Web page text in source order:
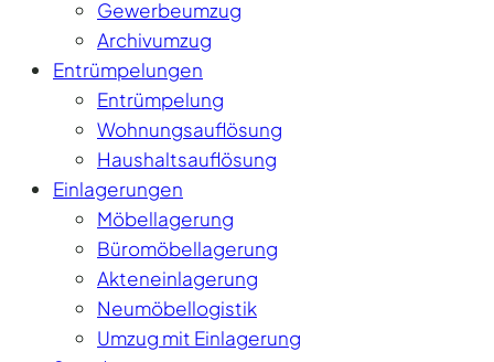
Gewerbeumzug
Archivumzug
Entrümpelungen
Entrümpelung
Wohnungsauflösung
Haushaltsauflösung
Einlagerungen
Möbellagerung
Büromöbellagerung
Akteneinlagerung
Neumöbellogistik
Umzug mit Einlagerung